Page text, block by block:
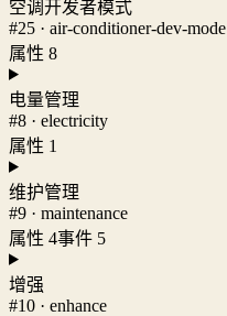
空调开发者模式
#25 · air-conditioner-dev-mode
属性 8
电量管理
#8 · electricity
属性 1
维护管理
#9 · maintenance
属性 4事件 5
增强
#10 · enhance